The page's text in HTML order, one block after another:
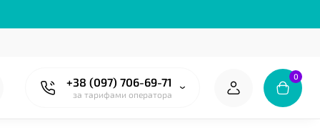
+38 (097) 706-69-71
за тарифами оператора
0